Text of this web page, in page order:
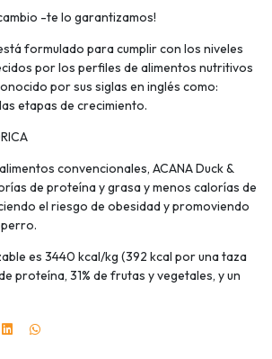
-te lo garantizamos!
formulado para cumplir con los niveles
por los perfiles de alimentos nutritivos
por sus siglas en inglés como:
las etapas de crecimiento.
convencionales, ACANA Duck &
de proteína y grasa y menos calorías de
el riesgo de obesidad y promoviendo
es 3440 kcal/kg (392 kcal por una taza
proteína, 31% de frutas y vegetales, y un